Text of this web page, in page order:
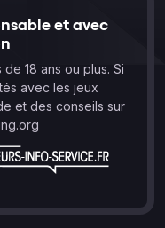
et avec
18 ans ou plus. Si
avec les jeux
et des conseils sur